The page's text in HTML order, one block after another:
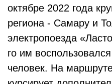
октябре 2022 года
региона - Самару и
электропоезда
го им
человек. На